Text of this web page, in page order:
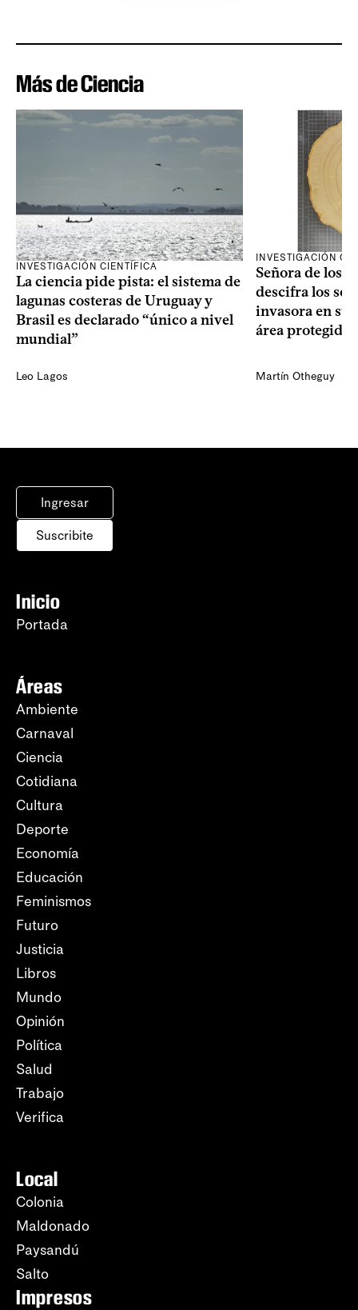
Más de Ciencia
INVESTIGACIÓN CIENTÍFICA
La ciencia pide pista: el sistema de
lagunas costeras de Uruguay y
Brasil es declarado “único a nivel
mundial”
Leo Lagos
INVESTIGACIÓN
Señora de los
descifra los
invasora en su
área protegida
Martín Otheguy
Ingresar
Suscribite
Inicio
Portada
Áreas
Ambiente
Carnaval
Ciencia
Cotidiana
Cultura
Deporte
Economía
Educación
Feminismos
Futuro
Justicia
Libros
Mundo
Opinión
Política
Salud
Trabajo
Verifica
Local
Colonia
Maldonado
Paysandú
Salto
Impresos